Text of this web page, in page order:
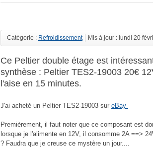
Catégorie : Refroidissement Mis à jour : lundi 20
Ce Peltier double étage est
synthèse : Peltier TES2-19003 20€
l'aise en 15 minutes.
J'ai acheté un Peltier TES2-19003 sur eBay
Premièrement, il faut noter que ce composant est
lorsque je l'alimente en 12V, il consomme 2A ==>
? Faudra que je creuse ce mystère un jour....